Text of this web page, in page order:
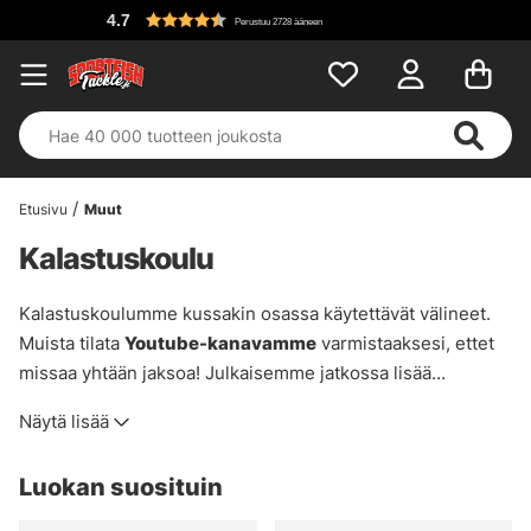
Perustuu 2728 ääneen
Etusivu Muut
Kalastuskoulu
Kalastuskoulumme kussakin osassa käytettävät välineet.
Muista tilata Youtube-kanavamme varmistaaksesi, ettet
missaa yhtään jaksoa! Julkaisemme jatkossa lisää
niin saat ilmoituksen, kun julkaisemme jotain uutta! Linkit
Näytä lisää
Luokan suosituin